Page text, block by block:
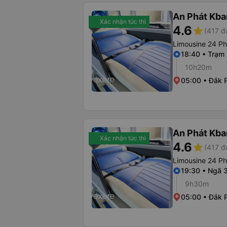
Xác nhận tức thì An Phát
4.6star (417
Limousine 24
18:40 • Trạm
10h20m
05:00 • Đắk
Xác nhận tức thì An Phát
4.6star (417
Limousine 24
19:30 • Ngã
9h30m
05:00 • Đắk